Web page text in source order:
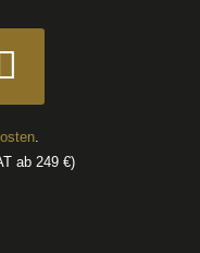
.
ab 249 €)